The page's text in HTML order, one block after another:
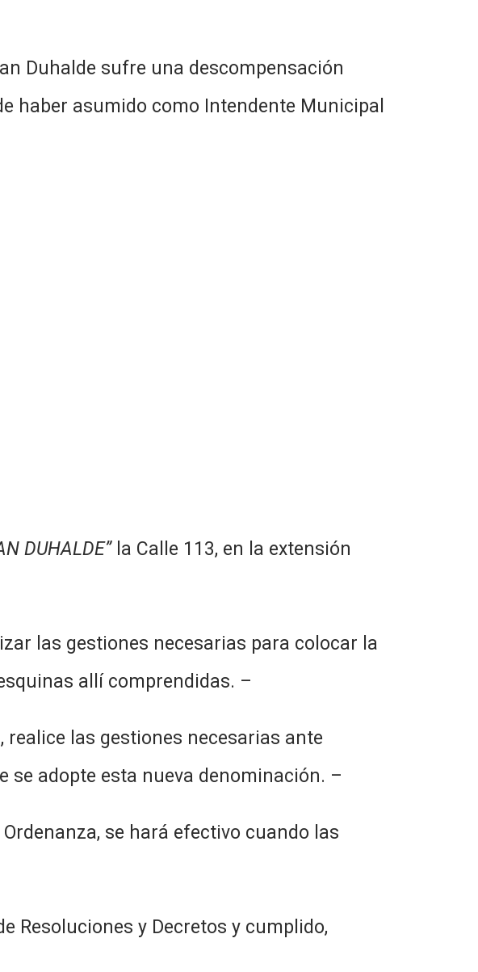
sufre una descompensación
haber asumido como Intendente Municipal
DUHALDE”la Calle 113, en la extensión
las gestiones necesarias para colocar la
allí comprendidas. –
las gestiones necesarias ante
se adopte esta nueva denominación. –
se hará efectivo cuando las
Resoluciones y Decretos y cumplido,